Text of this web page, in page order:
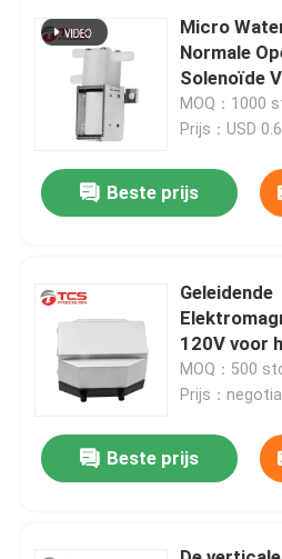
Micro
Normale
Solenoïde
MOQ：1000
Prijs：USD
Beste prijs
Geleidende
120V voor
het
MOQ：500
Prijs：
Beste prijs